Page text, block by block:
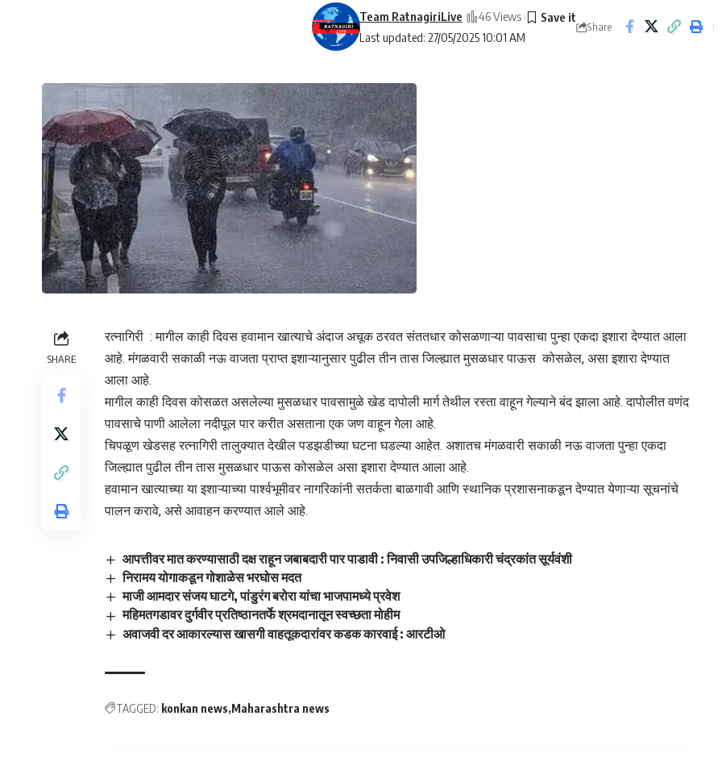
Last updated: 27/05/2025 10:01 AM
Team RatnagiriLive 46 Views
Share
SHARE
रत्नागिरी : मागील काही दिवस हवामान खात्याचे अंदाज अचूक ठरवत संततधार कोसळणाऱ्या पावसाचा पुन्हा एकदा इशारा देण्यात आला
आहे. मंगळवारी सकाळी नऊ वाजता प्राप्त इशाऱ्यानुसार पुढील तीन तास जिल्ह्यात मुसळधार पाऊस कोसळेल, असा इशारा देण्यात
आला आहे.
मागील काही दिवस कोसळत असलेल्या मुसळधार पावसामुळे खेड दापोली मार्ग तेथील रस्ता वाहून गेल्याने बंद झाला आहे. दापोलीत वणंद
पावसाचे पाणी आलेला नदीपूल पार करीत असताना एक जण वाहून गेला आहे.
चिपळूण खेडसह रत्नागिरी तालुक्यात देखील पडझडीच्या घटना घडल्या आहेत. अशातच मंगळवारी सकाळी नऊ वाजता पुन्हा एकदा
जिल्ह्यात पुढील तीन तास मुसळधार पाऊस कोसळेल असा इशारा देण्यात आला आहे.
हवामान खात्याच्या या इशाऱ्याच्या पार्श्वभूमीवर नागरिकांनी सतर्कता बाळगावी आणि स्थानिक प्रशासनाकडून देण्यात येणाऱ्या सूचनांचे
पालन करावे, असे आवाहन करण्यात आले आहे.
आपत्तीवर मात करण्यासाठी दक्ष राहून जबाबदारी पार पाडावी : निवासी उपजिल्हाधिकारी चंद्रकांत सूर्यवंशी
निरामय योगाकडून गोशाळेस भरघोस मदत
माजी आमदार संजय घाटगे, पांडुरंग बरोरा यांचा भाजपामध्ये प्रवेश
महिमतगडावर दुर्गवीर प्रतिष्ठानतर्फे श्रमदानातून स्वच्छता मोहीम
अवाजवी दर आकारल्यास खासगी वाहतूकदारांवर कडक कारवाई : आरटीओ
TAGGED: konkan news Maharashtra news